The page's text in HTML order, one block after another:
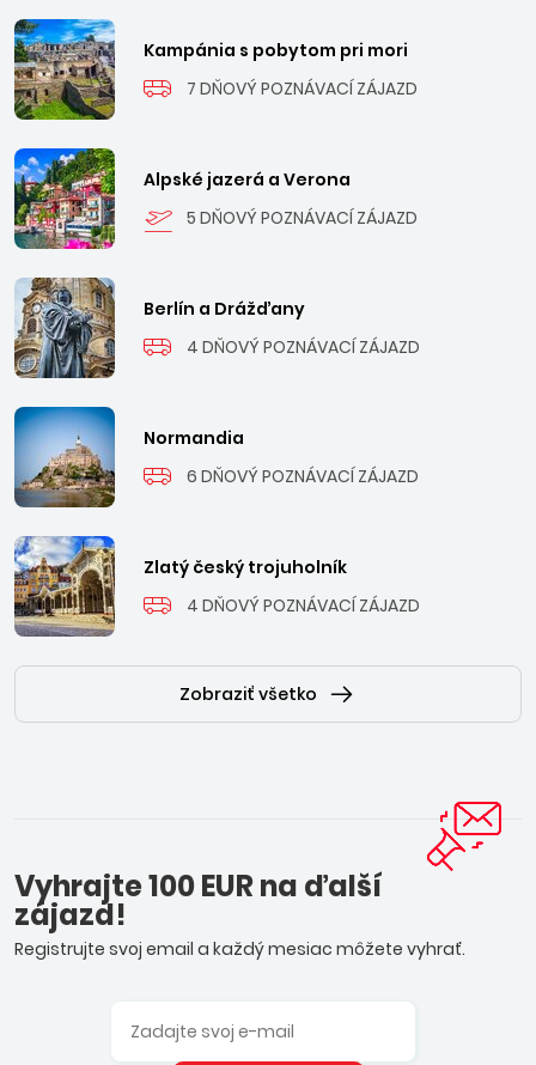
Kampánia s pobytom pri mori
7 DŇOVÝ POZNÁVACÍ ZÁJAZD
Alpské jazerá a Verona
5 DŇOVÝ POZNÁVACÍ ZÁJAZD
Berlín a Drážďany
4 DŇOVÝ POZNÁVACÍ ZÁJAZD
Normandia
6 DŇOVÝ POZNÁVACÍ ZÁJAZD
Zlatý český trojuholník
4 DŇOVÝ POZNÁVACÍ ZÁJAZD
Zobraziť všetko
Vyhrajte 100 EUR na ďalší
zájazd!
Registrujte svoj email a každý mesiac môžete vyhrať.